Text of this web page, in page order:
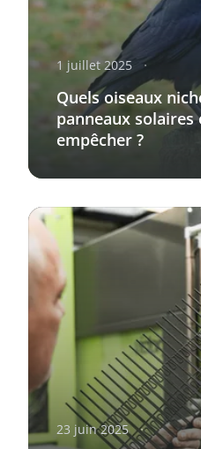
1 juillet 2025
Quels oiseaux
panneaux
empêcher ?
23 juin 2025